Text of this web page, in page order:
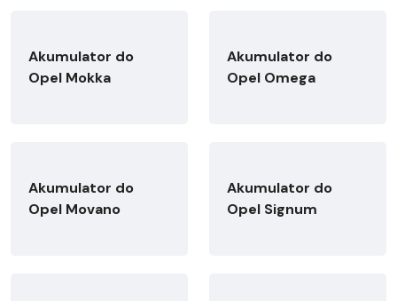
Akumulator do
Opel Mokka
Akumulator do
Opel Omega
Akumulator do
Opel Movano
Akumulator do
Opel Signum